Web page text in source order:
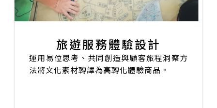
旅遊服務體驗設計
運用易位思考、共同創造與顧客旅程洞察方
法將文化素材轉譯為高轉化體驗商品。